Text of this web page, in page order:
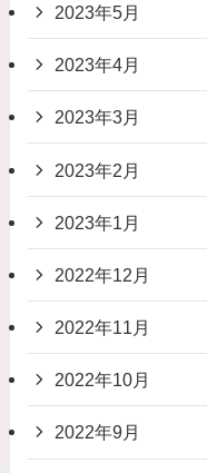
2023年5月
2023年4月
2023年3月
2023年2月
2023年1月
2022年12月
2022年11月
2022年10月
2022年9月